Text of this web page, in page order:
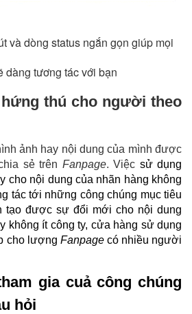
và dòng status ngắn gọn giúp mọi
dàng tương tác với bạn
thú cho người theo
ảnh hay nội dung của mình được
sẻ trên Fanpage. Việc sử dụng
cho nội dung của nhãn hàng không
tác tới những công chúng mục tiêu
tạo được sự đổi mới cho nội dung
không ít công ty, cửa hàng sử dụng
cho lượng Fanpagecó nhiều người
gia cuả công chúng
hỏi